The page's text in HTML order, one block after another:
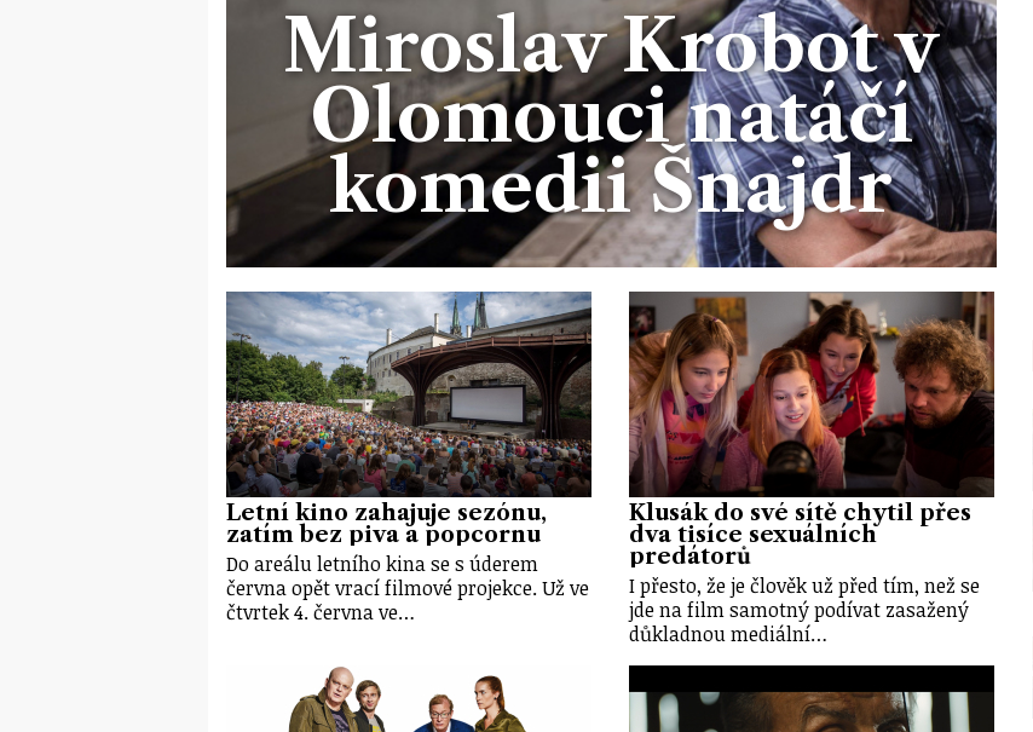
Miroslav Krobot v
Olomouci natáčí
komedii Šnajdr
Letní kino zahajuje sezónu,
zatím bez piva a popcornu
Do areálu letního kina se s úderem
června opět vrací filmové projekce. Už ve
čtvrtek 4. června ve…
Klusák do své sítě chytil přes
dva tisíce sexuálních
predátorů
I přesto, že je člověk už před tím, než se
jde na film samotný podívat zasažený
důkladnou mediální…